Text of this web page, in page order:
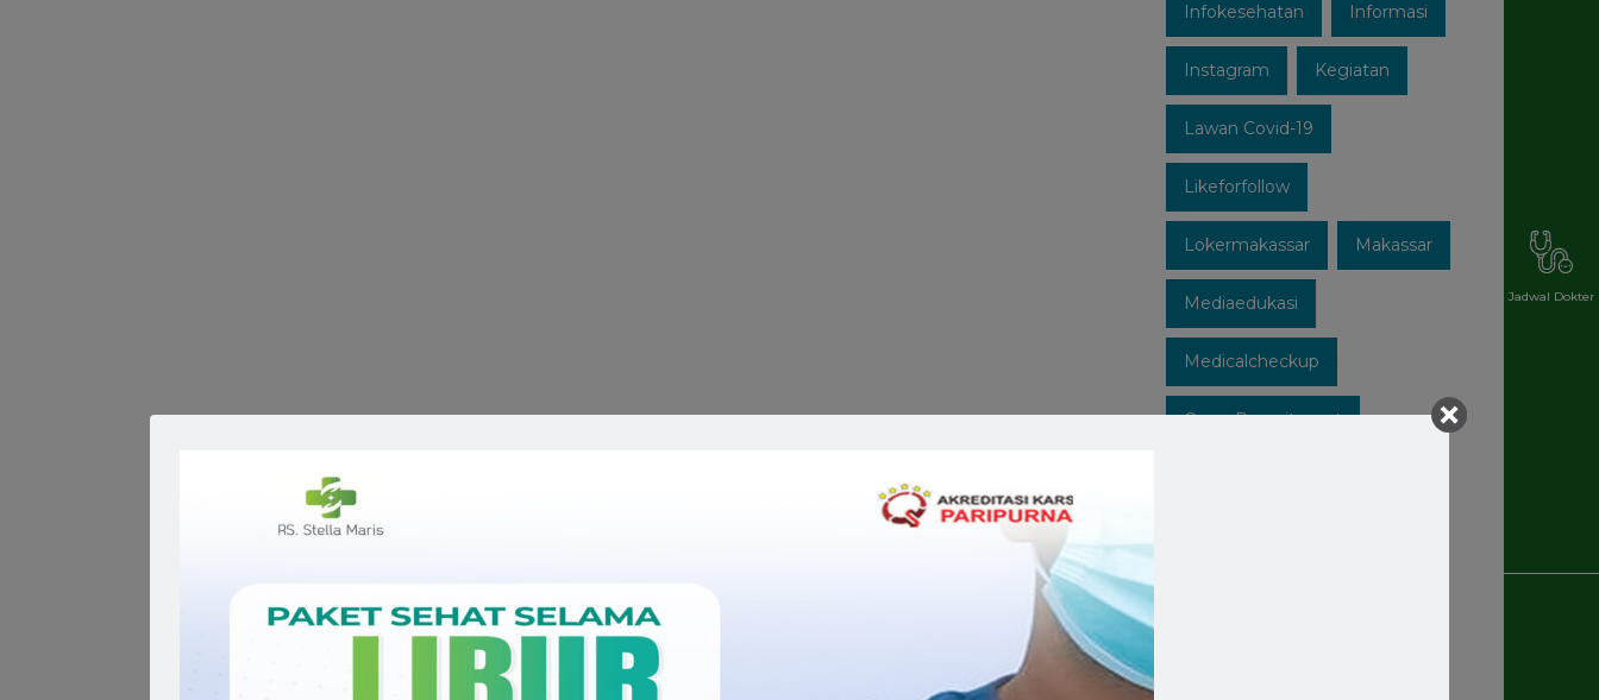
Infokesehatan Informasi
Instagram Kegiatan
Lawan Covid-19
Likeforfollow
Lokermakassar Makassar
Mediaedukasi
Medicalcheckup
Open Recruitment
Jadwal Dokter